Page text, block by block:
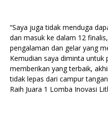
“Saya juga tidak menduga
dan masuk ke dalam 12
pengalaman dan gelar yang
Kemudian saya diminta untuk
memberikan yang terbaik,
tidak lepas dari campur
Raih Juara 1 Lomba Inovasi